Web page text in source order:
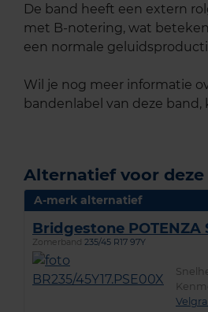
De band heeft een extern
met B-notering, wat
een normale
Wil je nog meer informatie
bandenlabel van deze band,
Alternatief voor deze
A-merk alternatief
Bridgestone POTENZA
Zomerband 235/45 R17 97Y